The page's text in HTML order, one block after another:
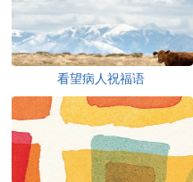
看望病人祝福语